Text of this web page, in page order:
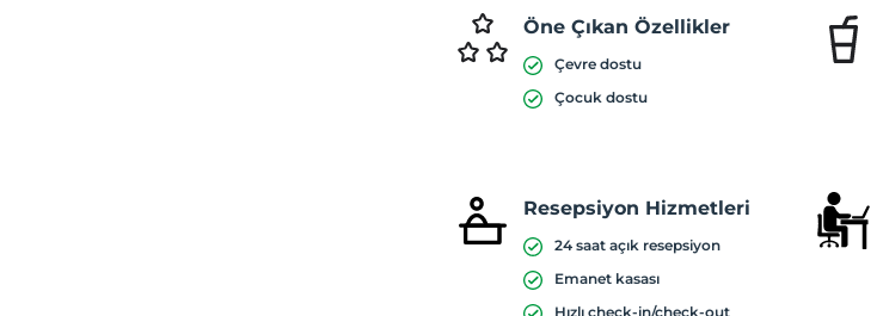
Öne Çıkan Özellikler
Çevre dostu
Çocuk dostu
Resepsiyon Hizmetleri
24 saat açık resepsiyon
Emanet kasası
Hızlı check-in/check-out